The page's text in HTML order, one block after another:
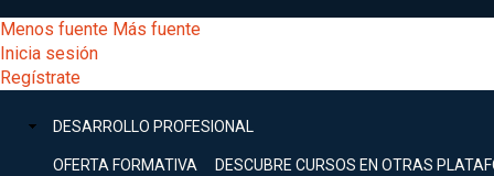
al
contenido
principal
[Educarchile
Menos fuente Más fuente
Inicia sesión
Regístrate
Menú
DESARROLLO PROFESIONAL
OFERTA FORMATIVA DESCUBRE CURSOS EN OTRAS
Buscar
Menú
principal
DESARROLLO
Expand
GESTIÓN